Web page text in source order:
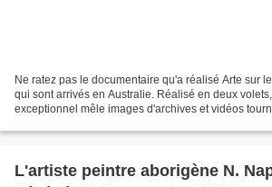
Ne ratez pas le documentaire qu'a réalisé Arte sur
qui sont arrivés en Australie. Réalisé en deux
exceptionnel mêle images d'archives et vidéos
L'artiste peintre aborigène N.